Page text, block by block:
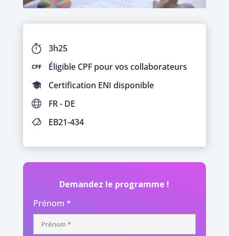
3h25
Éligible CPF pour vos collaborateurs
Certification ENI disponible
FR - DE
EB21-434
Demandez le programme !
Prénom *